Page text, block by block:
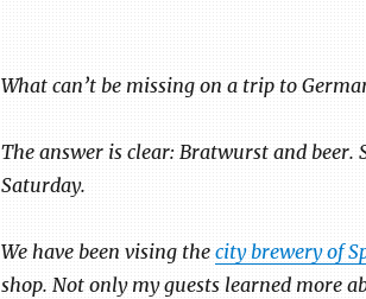
What can’t be missing on a trip to
The answer is clear: Bratwurst and
Saturday.
We have been vising the city brewery of
shop. Not only my guests learned more